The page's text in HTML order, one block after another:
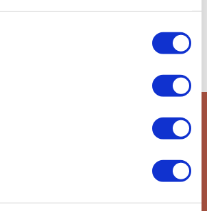
informacja@ec1lodz.pl